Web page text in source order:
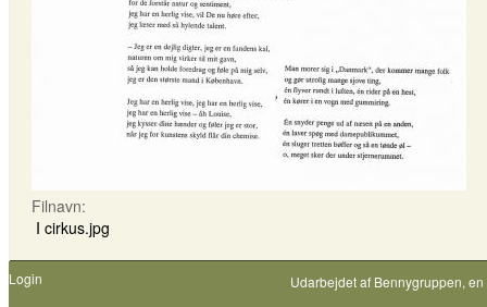
Filnavn:
I cirkus.jpg
Login Udarbejdet af Bennygruppen,